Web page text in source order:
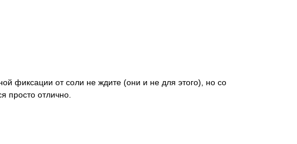
фиксации от соли не ждите (они и не для этого), но со
просто отлично.